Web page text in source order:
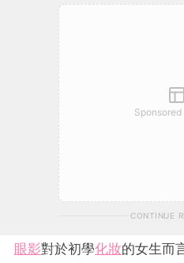
CONTINUE
眼影對於初學化妝的女生而